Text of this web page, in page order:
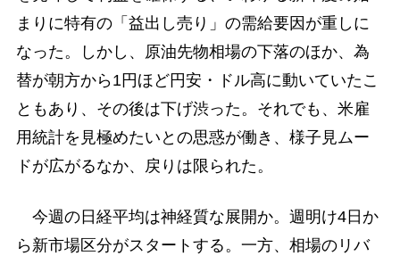
まりに特有の「益出し売り」の需給要因が重しに
なった。しかし、原油先物相場の下落のほか、為
替が朝方から1円ほど円安・ドル高に動いていたこ
ともあり、その後は下げ渋った。それでも、米雇
用統計を見極めたいとの思惑が働き、様子見ムー
ドが広がるなか、戻りは限られた。
今週の日経平均は神経質な展開か。週明け4日か
ら新市場区分がスタートする。一方、相場のリバ